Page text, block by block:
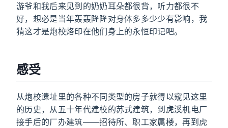
游爷和我后来见到的奶奶耳朵都很背，听力都很不
好，想必是当年轰轰隆隆对身体多多少少有影响，我
猜这才是炮校烙印在他们身上的永恒印记吧。
感受
从炮校遗址里的各种不同类型的房子就得以窥见这里
的历史，从五十年代建校的苏式建筑，到虎溪机电厂
接手后的厂办建筑——招待所、职工家属楼，再到虎